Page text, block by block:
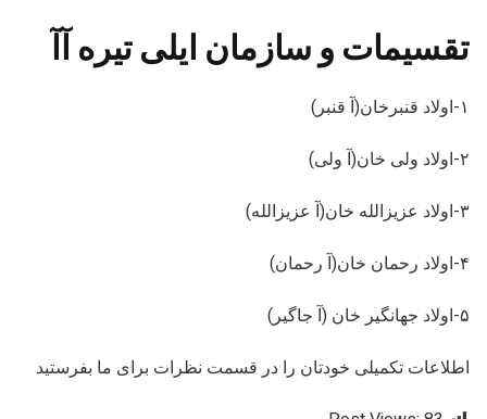
تقسیمات و سازمان ایلی تیره آآ
۱-اولاد قنبرخان(آ قنبر)
۲-اولاد ولی خان(آ ولی)
۳-اولاد عزیزالله خان(آ عزیزالله)
۴-اولاد رحمان خان(آ رحمان)
۵-اولاد جهانگیر خان (آ جاگیر)
اطلاعات تکمیلی خودتان را در قسمت نظرات برای ما بفرستید